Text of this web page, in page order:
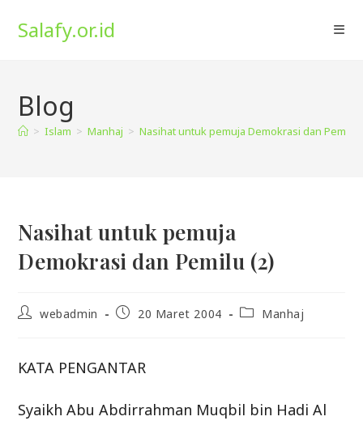
Salafy.or.id
Blog
> Islam > Manhaj > Nasihat untuk pemuja Demokrasi dan Pemilu
Nasihat untuk pemuja
Demokrasi dan Pemilu (2)
Postwebadmin
Post20 Maret 2004
PostManhaj
KATA PENGANTAR
Syaikh Abu Abdirrahman Muqbil bin Hadi Al